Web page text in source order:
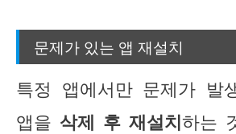
문제가 있는 앱 재설치
특정 앱에서만 문제가 발
앱을 삭제 후 재설치하는